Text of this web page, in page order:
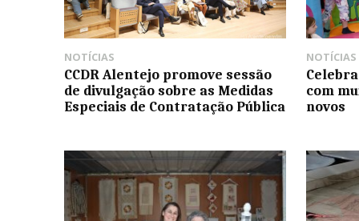
NOTÍCIAS
CCDR Alentejo promove sessão
de divulgação sobre as Medidas
Especiais de Contratação Pública
NOTÍCIAS
com
novos